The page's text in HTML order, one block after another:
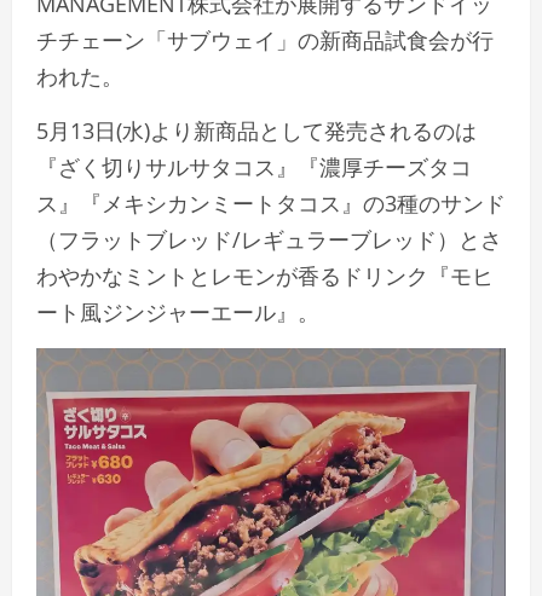
チチェーン「サブウェイ」の新商品試食会が行
われた。
5月13日(水)より新商品として発売されるのは
『ざく切りサルサタコス』『濃厚チーズタコ
ス』『メキシカンミートタコス』の3種のサンド
（フラットブレッド/レギュラーブレッド）とさ
わやかなミントとレモンが香るドリンク『モヒ
ート風ジンジャーエール』。